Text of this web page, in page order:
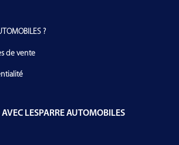
?
de vente
AVEC LESPARRE AUTOMOBILES